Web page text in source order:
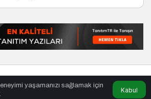
yaşamanızı sağlamak için
Kabul
en iyiler